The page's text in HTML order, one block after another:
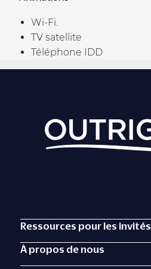
Wi-Fi.
TV satellite
Téléphone IDD
Ressources pour les invités
À propos de nous